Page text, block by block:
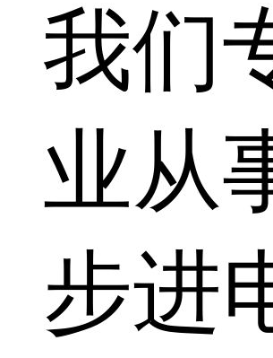
我们
业从
步进